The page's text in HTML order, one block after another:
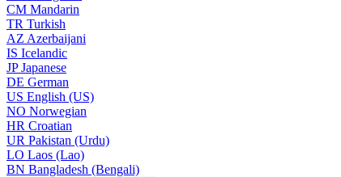
CM Mandarin
TR Turkish
AZ Azerbaijani
IS Icelandic
JPJapanese
DE German
US English (US)
NO Norwegian
HR Croatian
UR Pakistan (Urdu)
LO Laos (Lao)
BN Bangladesh (Bengali)